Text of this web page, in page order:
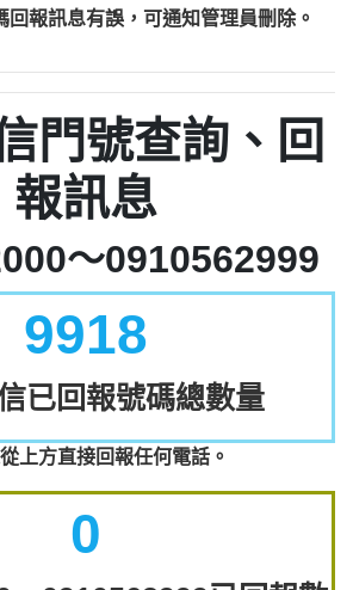
回報訊息有誤，可通知管理員刪除。
門號查詢、回
報訊息
～0910562999
9918
已回報號碼總數量
上方直接回報任何電話。
0